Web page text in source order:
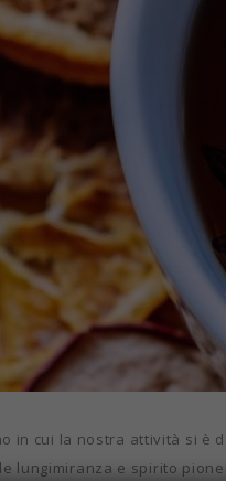
in cui la nostra attività si è
lungimiranza e spirito